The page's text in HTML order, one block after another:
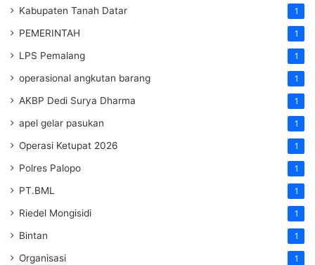
Kabupaten Tanah Datar 1
PEMERINTAH 1
LPS Pemalang 1
operasional angkutan barang 1
AKBP Dedi Surya Dharma 1
apel gelar pasukan 1
Operasi Ketupat 2026 1
Polres Palopo 1
PT.BML 1
Riedel Mongisidi 1
Bintan 1
Organisasi 1